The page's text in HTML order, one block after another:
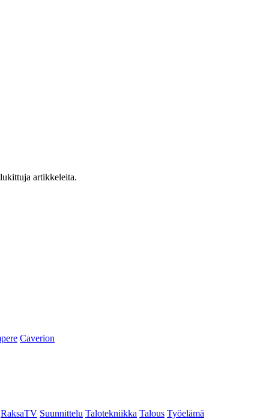
artikkeleita.
Caverion
RaksaTV Suunnittelu Talotekniikka Talous Työelämä